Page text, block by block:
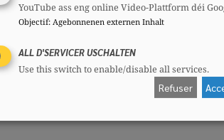
YouTube ass eng online Video-Plattform déi
Objectif: Agebonnenen externen Inhalt
ALL D'SERVICER USCHALTEN
Use this switch to enable/disable all services.
Refuser